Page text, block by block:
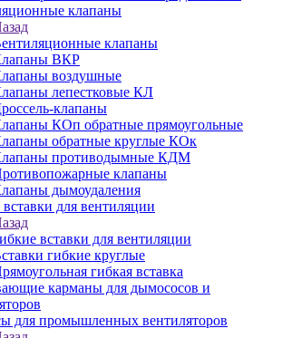
клапаны
клапаны
ВКР
воздушные
лепестковые КЛ
клапаны
КОп обратные прямоугольные
обратные круглые КОк
противодымные КДМ
клапаны
дымоудаления
для вентиляции
вставки для вентиляции
гибкие круглые
гибкая вставка
карманы для дымососов и
для промышленных вентиляторов